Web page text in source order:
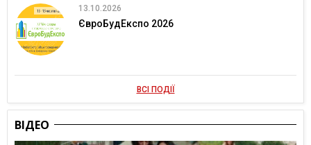
13.10.2026
ЄвроБудЕкспо 2026
ВСІ ПОДІЇ
ВІДЕО